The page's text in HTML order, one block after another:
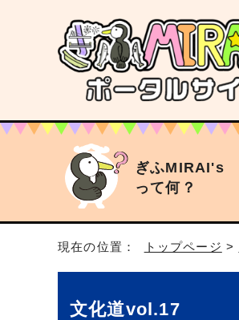
ぎふMIRAI's
って何？
現在の位置： トップページ >
文化道vol.17